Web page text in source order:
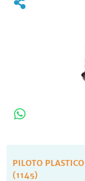
PILOTO
(1145)